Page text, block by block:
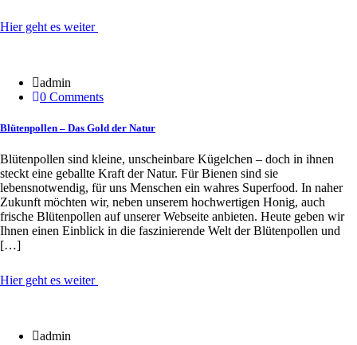
Hier geht es weiter
admin
0 Comments
Blütenpollen – Das Gold der Natur
Blütenpollen sind kleine, unscheinbare Kügelchen – doch in ihnen
steckt eine geballte Kraft der Natur. Für Bienen sind sie
lebensnotwendig, für uns Menschen ein wahres Superfood. In naher
Zukunft möchten wir, neben unserem hochwertigen Honig, auch
frische Blütenpollen auf unserer Webseite anbieten. Heute geben wir
Ihnen einen Einblick in die faszinierende Welt der Blütenpollen und
[…]
Hier geht es weiter
admin